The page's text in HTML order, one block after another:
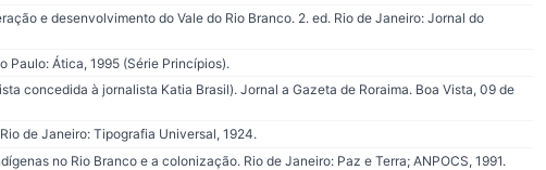
e desenvolvimento do Vale do Rio Branco. 2. ed. Rio de Janeiro: Jornal do
Paulo: Ática, 1995 (Série Princípios).
concedida à jornalista Katia Brasil). Jornal a Gazeta de Roraima. Boa Vista, 09 de
de Janeiro: Tipografia Universal, 1924.
no Rio Branco e a colonização. Rio de Janeiro: Paz e Terra; ANPOCS, 1991.